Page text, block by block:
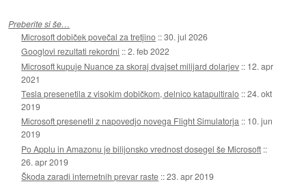
Preberite si še…
Microsoft dobiček povečal za tretjino ::30. jul 2026
Googlovi rezultati rekordni ::2. feb 2022
Microsoft kupuje Nuance za skoraj dvajset milijard dolarjev :: 12. apr
2021
Tesla presenetila z visokim dobičkom, delnico katapultiralo ::24. okt
2019
Microsoft presenetil z napovedjo novega Flight Simulatorja :: 10. jun
2019
Po Applu in Amazonu je bilijonsko vrednost dosegel še Microsoft ::
26. apr 2019
Škoda zaradi internetnih prevar raste ::23. apr 2019